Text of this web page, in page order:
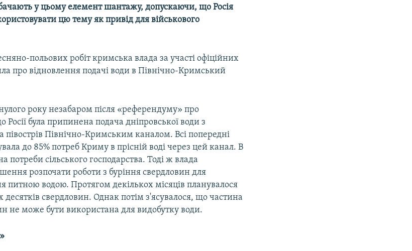
у цьому елемент шантажу, допускаючи, що Росія
цю тему як привід для військового
польових робіт кримська влада за участі офіційних
про відновлення подачі води в Північно-Кримський
року незабаром після «референдуму» про
була припинена подача дніпровської води з
півострів Північно-Кримським каналом. Всі попередні
до 85% потреб Криму в прісній воді через цей канал. В
потреби сільського господарства. Тоді ж влада
розпочати роботи з буріння свердловин для
питною водою. Протягом декількох місяців планувалося
десятків свердловин. Однак потім з'ясувалося, що частина
не може бути використана для видобутку води.